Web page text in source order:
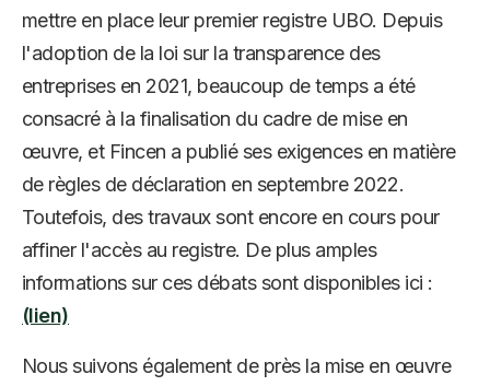
mettre en place leur premier registre UBO. Depuis
l'adoption de la loi sur la transparence des
entreprises en 2021, beaucoup de temps a été
consacré à la finalisation du cadre de mise en
œuvre, et Fincen a publié ses exigences en matière
de règles de déclaration en septembre 2022.
Toutefois, des travaux sont encore en cours pour
affiner l'accès au registre. De plus amples
informations sur ces débats sont disponibles ici :
(lien)
Nous suivons également de près la mise en œuvre